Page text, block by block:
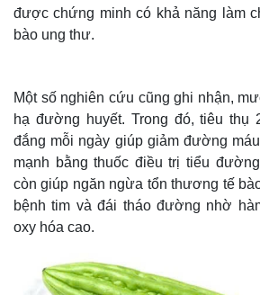
được chứng minh có khả năng làm
bào ung thư.
Một số nghiên cứu cũng ghi nhận,
hạ đường huyết. Trong đó, tiêu thụ
đắng mỗi ngày giúp giảm đường
mạnh bằng thuốc điều trị tiểu
còn giúp ngăn ngừa tổn thương tế
bệnh tim và đái tháo đường nhờ
oxy hóa cao.